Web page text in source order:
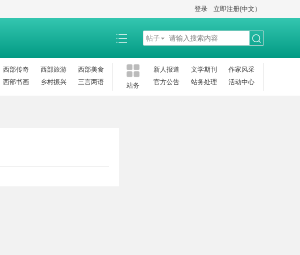
登录 立即注册(中文）
帖子
西部传奇 西部旅游
西部美食
西部书画
乡村振兴 三言两语 站务
新人报道 文学期刊
作家风采
官方公告
站务处理 活动中心